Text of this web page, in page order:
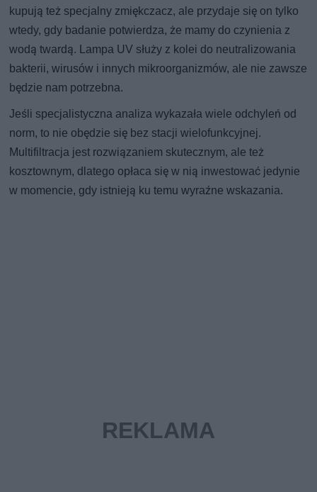
kupują też specjalny zmiękczacz, ale przydaje się on tylko
wtedy, gdy badanie potwierdza, że mamy do czynienia z
wodą twardą. Lampa UV służy z kolei do neutralizowania
bakterii, wirusów i innych mikroorganizmów, ale nie zawsze
będzie nam potrzebna.
Jeśli specjalistyczna analiza wykazała wiele odchyleń od
norm, to nie obędzie się bez stacji wielofunkcyjnej.
Multifiltracja jest rozwiązaniem skutecznym, ale też
kosztownym, dlatego opłaca się w nią inwestować jedynie
w momencie, gdy istnieją ku temu wyraźne wskazania.